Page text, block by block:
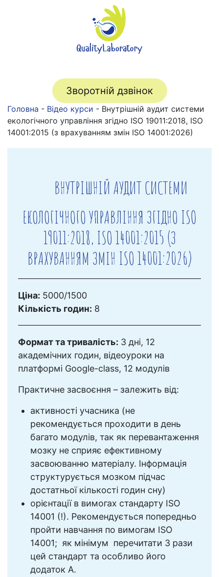
Зворотній дзвінок
Головна - Відео курси - Внутрішній аудит системи
екологічного управління згідно ISO 19011:2018, ISO
14001:2015 (з врахуванням змін ISO 14001:2026)
ВНУТРІШНІЙ АУДИТ СИСТЕМИ
ЕКОЛОГІЧНОГО УПРАВЛІННЯ ЗГІДНО ISO
19011:2018, ISO 14001:2015 (З
ВРАХУВАННЯМ ЗМІН ISO 14001:2026)
Ціна: 5000/1500
Кількість годин: 8
Формат та тривалість: 3 дні, 12
академічних годин, відеоуроки на
платформі Google-class, 12 модулів
Практичне засвоєння – залежить від:
активності учасника (не
рекомендується проходити в день
багато модулів, так як перевантаження
мозку не сприяє ефективному
засвоюванню матеріалу. Інформація
структурується мозком підчас
достатньої кількості годин сну)
орієнтації в вимогах стандарту ISO
14001 (!). Рекомендується попередньо
пройти навчання по вимогам ISO
14001; як мінімум перечитати 3 рази
цей стандарт та особливо його
додаток А.